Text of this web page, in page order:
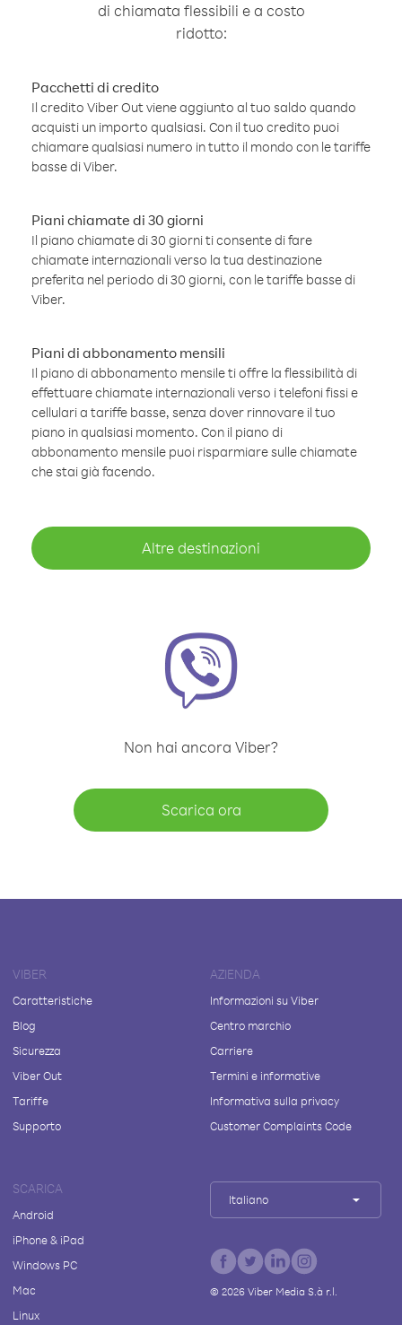
di chiamata flessibili e a costo
ridotto:
Pacchetti di credito
Il credito Viber Out viene aggiunto al tuo saldo quando
acquisti un importo qualsiasi. Con il tuo credito puoi
chiamare qualsiasi numero in tutto il mondo con le tariffe
basse di Viber.
Piani chiamate di 30 giorni
Il piano chiamate di 30 giorni ti consente di fare
chiamate internazionali verso la tua destinazione
preferita nel periodo di 30 giorni, con le tariffe basse di
Viber.
Piani di abbonamento mensili
Il piano di abbonamento mensile ti offre la flessibilità di
effettuare chiamate internazionali verso i telefoni fissi e
cellulari a tariffe basse, senza dover rinnovare il tuo
piano in qualsiasi momento. Con il piano di
abbonamento mensile puoi risparmiare sulle chiamate
che stai già facendo.
Altre destinazioni
Non hai ancora Viber?
Scarica ora
VIBER
Caratteristiche
Blog
Sicurezza
Viber Out
Tariffe
Supporto
AZIENDA
Informazioni su Viber
Centro marchio
Carriere
Termini e informative
Informativa sulla privacy
Customer Complaints Code
SCARICA
Android
iPhone & iPad
Windows PC
Mac
Linux
Italiano
© 2026Viber Media S.à r.l.